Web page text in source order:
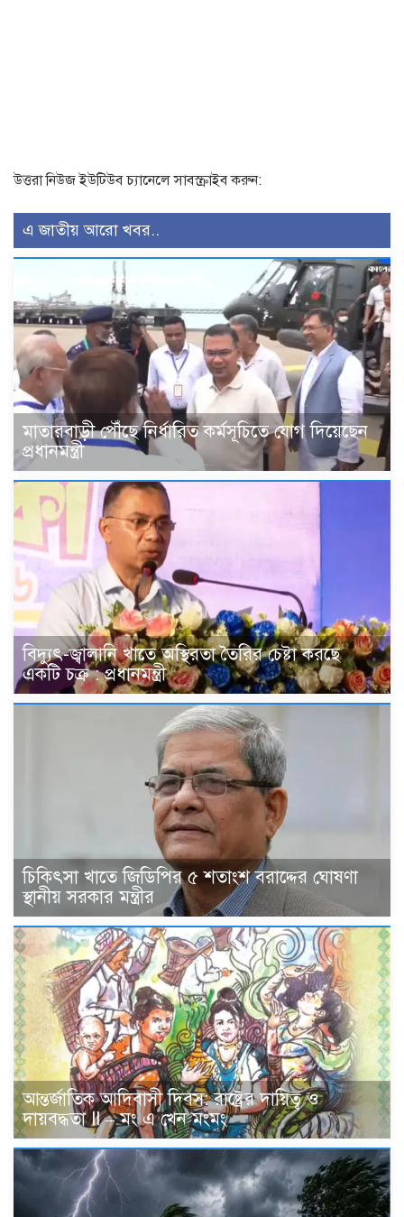
উত্তরা নিউজ ইউটিউব চ্যানেলে সাবস্ক্রাইব করুন:
এ জাতীয় আরো খবর..
মাতারবাড়ী পৌঁছে নির্ধারিত কর্মসূচিতে যোগ দিয়েছেন
প্রধানমন্ত্রী
বিদ্যুৎ-জ্বালানি খাতে অস্থিরতা তৈরির চেষ্টা করছে
একটি চক্র : প্রধানমন্ত্রী
চিকিৎসা খাতে জিডিপির ৫ শতাংশ বরাদ্দের ঘোষণা
স্থানীয় সরকার মন্ত্রীর
আন্তর্জাতিক আদিবাসী দিবস: রাষ্ট্রের দায়িত্ব ও
দায়বদ্ধতা II – মং এ খেন মংমং